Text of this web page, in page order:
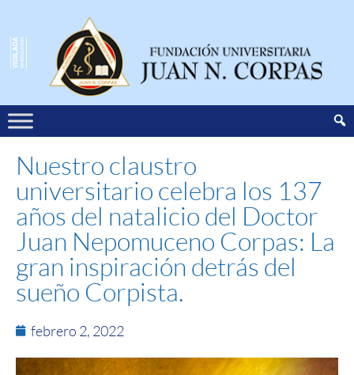
Nuestro claustro
universitario celebra los 137
años del natalicio del Doctor
Juan Nepomuceno Corpas: La
gran inspiración detrás del
sueño Corpista.
febrero 2, 2022